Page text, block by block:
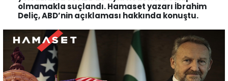
olmamakla suçlandı. Hamaset yazarı İbrahim
Deliç, ABD’nin açıklaması hakkında konuştu.